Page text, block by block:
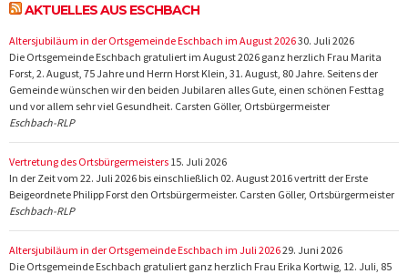
AKTUELLES AUS ESCHBACH
Altersjubiläum in der Ortsgemeinde Eschbach im August 202630. Juli 2026
Die Ortsgemeinde Eschbach gratuliert im August 2026 ganz herzlich Frau Marita
Forst, 2. August, 75 Jahre und Herrn Horst Klein, 31. August, 80 Jahre. Seitens der
Gemeinde wünschen wir den beiden Jubilaren alles Gute, einen schönen Festtag
und vor allem sehr viel Gesundheit. Carsten Göller, Ortsbürgermeister
Eschbach-RLP
Vertretung des Ortsbürgermeisters 15. Juli 2026
In der Zeit vom 22. Juli 2026 bis einschließlich 02. August 2016 vertritt der Erste
Beigeordnete Philipp Forst den Ortsbürgermeister. Carsten Göller, Ortsbürgermeister
Eschbach-RLP
Altersjubiläum in der Ortsgemeinde Eschbach im Juli 202629. Juni 2026
Die Ortsgemeinde Eschbach gratuliert ganz herzlich Frau Erika Kortwig, 12. Juli, 85